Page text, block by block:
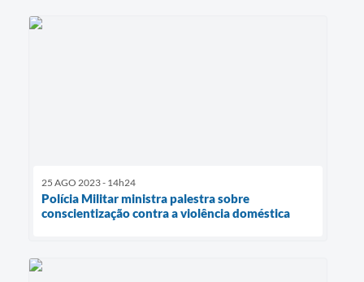
25 AGO 2023 - 14h24
Polícia Militar ministra palestra sobre
conscientização contra a violência doméstica